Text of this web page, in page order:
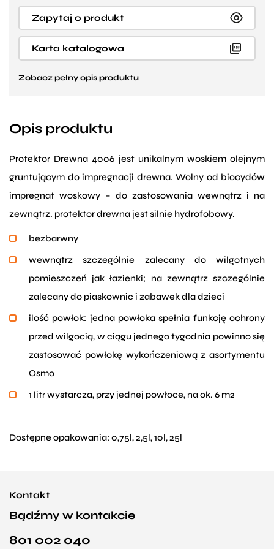
Zapytaj o produkt
Karta katalogowa
Zobacz pełny opis produktu
Opis produktu
Protektor Drewna 4006 jest unikalnym woskiem olejnym
gruntującym do impregnacji drewna. Wolny od biocydów
impregnat woskowy – do zastosowania wewnątrz i na
zewnątrz. protektor drewna jest silnie hydrofobowy.
bezbarwny
wewnątrz szczególnie zalecany do wilgotnych
pomieszczeń jak łazienki; na zewnątrz szczególnie
zalecany do piaskownic i zabawek dla dzieci
ilość powłok: jedna powłoka spełnia funkcję ochrony
przed wilgocią, w ciągu jednego tygodnia powinno się
zastosować powłokę wykończeniową z asortymentu
Osmo
1 litr wystarcza, przy jednej powłoce, na ok. 6 m2
Dostępne opakowania: 0,75l, 2,5l, 10l, 25l
Kontakt
Bądźmy w kontakcie
801 002 040